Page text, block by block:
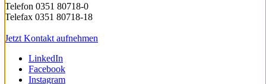
Telefon 0351 80718-0
Telefax 0351 80718-18
Jetzt Kontakt aufnehmen
LinkedIn
Facebook
Instagram